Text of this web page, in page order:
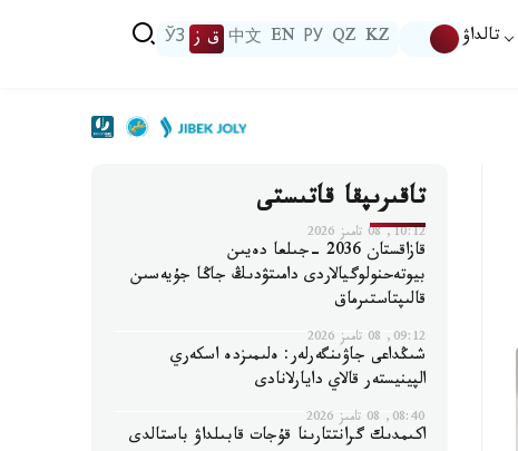
تالداۋ KZ
QZ
РУ
EN
中文 ق ز ЎЗ
تاقىرىپقا قاتىستى
10:12, 08 تامىز 2026
قازاقستان 2036 -جىلعا دەيىن
بيوتەحنولوگيالاردى دامىتۋدىڭ جاڭا جۇيەسىن
قالىپتاستىرماق
09:12, 08 تامىز 2026
شىڭداعى جاۋىنگەرلەر: ەلىمىزدە اسكەري
الپينيستەر قالاي دايارلانادى
08:40, 08 تامىز 2026
اكىمدىك گرانتتارىنا قۇجات قابىلداۋ باستالدى